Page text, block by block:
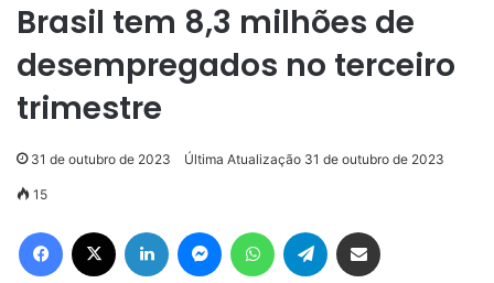
Brasil tem 8,3 milhões de
desempregados no terceiro
trimestre
31 de outubro de 2023 Última Atualização 31 de outubro de 2023
15
Facebook Linkedin MessengerWhatsAppTelegram